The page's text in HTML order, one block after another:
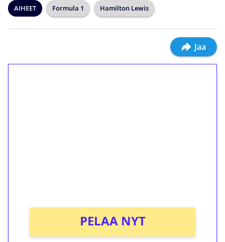
AIHEET Formula 1 Hamilton Lewis
Jaa
PELAA NYT